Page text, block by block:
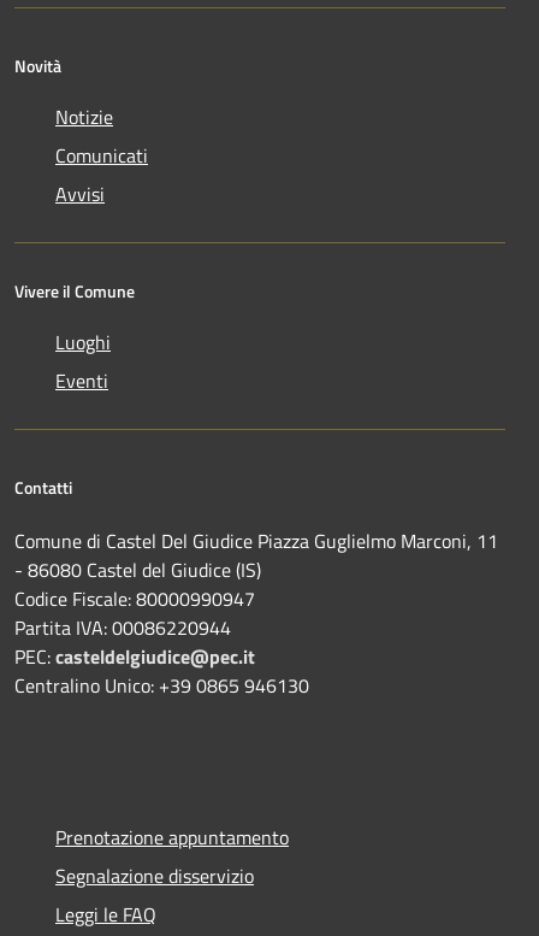
Novità
Notizie
Comunicati
Avvisi
Vivere il Comune
Luoghi
Eventi
Contatti
Comune di Castel Del Giudice Piazza Guglielmo Marconi, 11
- 86080 Castel del Giudice (IS)
Codice Fiscale: 80000990947
Partita IVA: 00086220944
PEC:casteldelgiudice@pec.it
Centralino Unico: +39 0865 946130
Prenotazione appuntamento
Segnalazione disservizio
Leggi le FAQ